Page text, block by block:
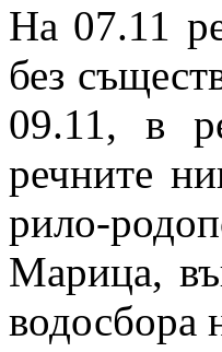
На 07.11
без
09.11, в
речните
рило-
Марица,
водосбора